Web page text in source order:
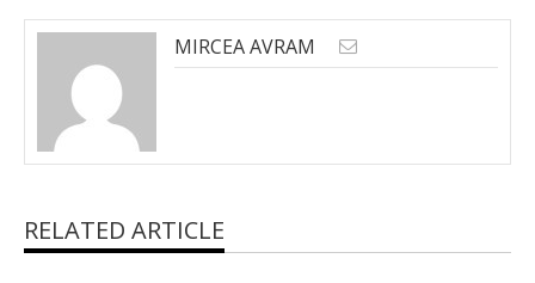
MIRCEA AVRAM
RELATED ARTICLE